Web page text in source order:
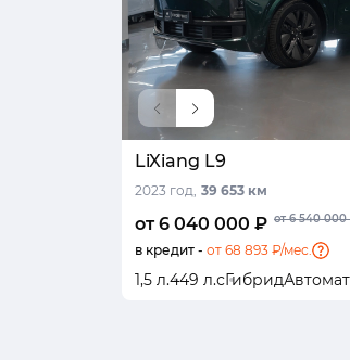
LiXiang L9
2023 год, 39 653 км
от 6 040 000 ₽ от 6 540
в кредит - от 68 893 ₽/мес.
1,5 л.449 л.сГибридАвтомат